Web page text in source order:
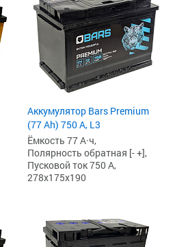
Аккумулятор Bars Premium
(77 Ah) 750 А, L3
Ёмкость 77 А·ч,
Полярность обратная [- +],
Пусковой ток 750 А,
278x175x190